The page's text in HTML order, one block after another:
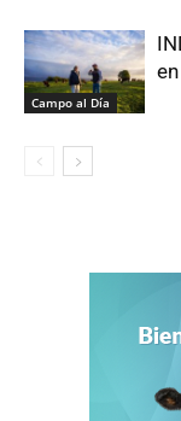
Campo al Día